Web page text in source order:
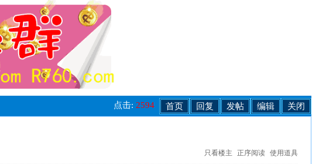
关闭
编辑
发帖
回复
首页
点击: 2594
只看楼主 正序阅读 使用道具